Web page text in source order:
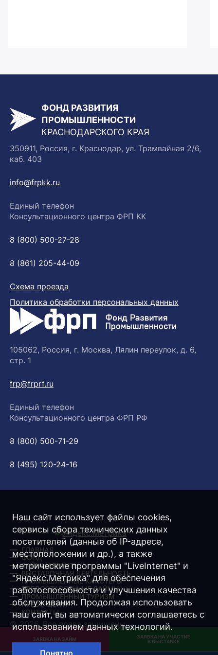
ЗАЯВКА НА ЗАЙМ
ЗАЯВКА НА УЧАСТИЕ
В ВЫСТАВКЕ
ФОНД РАЗВИТИЯ
ПРОМЫШЛЕННОСТИ
КРАСНОДАРСКОГО КРАЯ
350911, Россия, г. Краснодар, ул. Трамвайная 2/6,
каб. 403
info@frpkk.ru
Единый телефон
Консультационного центра ФРП КК
8 (800) 500-27-28
8 (861) 205-44-09
Схема проезда
Политика обработки персональных данных
105062, Россия, г. Москва, Лялин переулок, д. 6,
стр. 1
frp@frprf.ru
Единый телефон
Консультационного центра ФРП РФ
8 (800) 500-71-29
8 (495) 120-24-16
ГЛАВНАЯ
ФОНД
ЗАЙМЫ/ ГРАНТЫ
ВЫСТАВОЧНАЯ ДЕЯТЕЛЬНОСТЬ
ПРОМЫШЛЕННЫЕ КЛАСТЕРЫ
ПРЕДОСТАВЛЕННЫЕ ЗАЙМЫ
ПРОМЫШЛЕННЫЙ ТУРИЗМ
ПРЕСС-ЦЕНТР
КОНТАКТЫ
© 2026. Все права защищены.
Разработка -Интернет-Имидж
Наш сайт использует файлы cookies,
сервисы сбора технических данных
посетителей (данные об IP-адресе,
местоположении и др.), а также
метрические программы "LiveInternet" и
"Яндекс.Метрика" для обеспечения
работоспособности и улучшения качества
обслуживания. Продолжая использовать
наш сайт, вы автоматически соглашаетесь с
использованием данных технологий.
Понятно